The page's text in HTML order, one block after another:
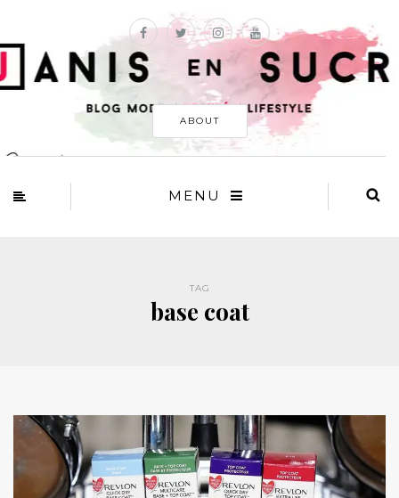
ABOUT
MENU
TAG
base coat